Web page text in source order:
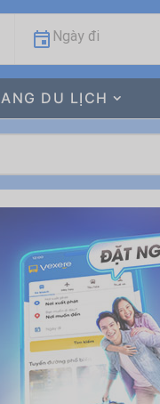
Ngày đi
DU LỊCH